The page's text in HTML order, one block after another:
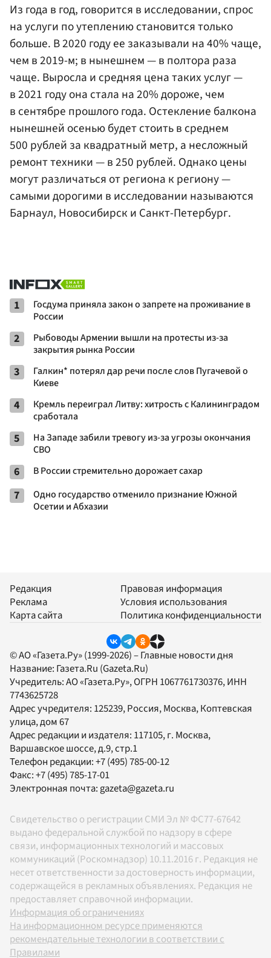
Из года в год, говорится в исследовании, спрос
на услуги по утеплению становится только
больше. В 2020 году ее заказывали на 40% чаще,
чем в 2019-м; в нынешнем — в полтора раза
чаще. Выросла и средняя цена таких услуг —
в 2021 году она стала на 20% дороже, чем
в сентябре прошлого года. Остекление балкона
нынешней осенью будет стоить в среднем
500 рублей за квадратный метр, а несложный
ремонт техники — в 250 рублей. Однако цены
могут различаться от региона к региону —
самыми дорогими в исследовании называются
Барнаул, Новосибирск и Санкт-Петербург.
1
Госдума приняла закон о запрете на проживание в
России
2
Рыбоводы Армении вышли на протесты из-за
закрытия рынка России
3
Галкин* потерял дар речи после слов Пугачевой о
Киеве
4
Кремль переиграл Литву: хитрость с Калининградом
сработала
5
На Западе забили тревогу из-за угрозы окончания
СВО
6 В России стремительно дорожает сахар
7
Одно государство отменило признание Южной
Осетии и Абхазии
Редакция
Реклама
Карта сайта
Правовая информация
Условия использования
Политика конфиденциальности
© АО «Газета.Ру» (1999-2026) – Главные новости дня
Название: Газета.Ru (Gazeta.Ru)
Учредитель:АО «Газета.Ру», ОГРН 1067761730376, ИНН
7743625728
Адрес учредителя: 125239, Россия, Москва, Коптевская
улица, дом 67
Адрес редакции и издателя: 117105, г. Москва,
Варшавское шоссе, д.9, стр.1
Телефон редакции:+7 (495) 785-00-12
Факс:+7 (495) 785-17-01
Электронная почта:gazeta@gazeta.ru
Свидетельство о регистрации СМИ Эл № ФС77-67642
выдано федеральной службой по надзору в сфере
связи, информационных технологий и массовых
коммуникаций (Роскомнадзор) 10.11.2016 г. Редакция не
несет ответственности за достоверность информации,
содержащейся в рекламных объявлениях. Редакция не
предоставляет справочной информации.
Информация об ограничениях
На информационном ресурсе применяются
рекомендательные технологии в соответствии с
Правилами